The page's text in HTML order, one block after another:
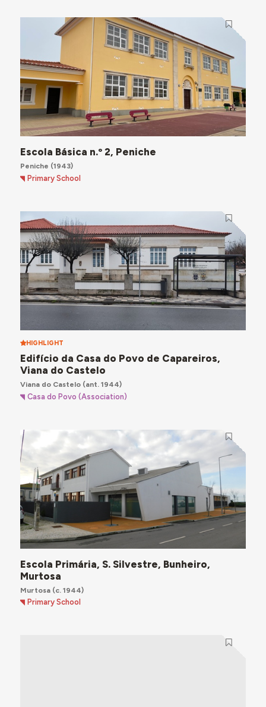
Escola Básica n.º 2, Peniche
Peniche (1943)
Primary School
HIGHLIGHT
Edifício da Casa do Povo de Capareiros,
Viana do Castelo
Viana do Castelo(ant. 1944)
Casa do Povo (Association)
Escola Primária, S. Silvestre, Bunheiro,
Murtosa
Murtosa(c. 1944)
Primary School